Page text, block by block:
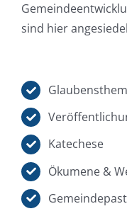
sind hier
Katechese
Ökumene &